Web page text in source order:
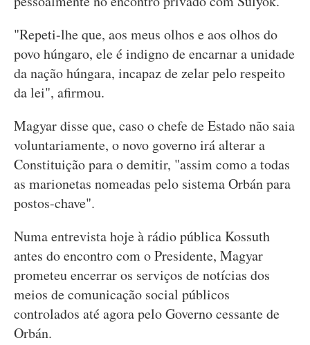
"Repeti-lhe que, aos meus olhos e aos olhos do
povo húngaro, ele é indigno de encarnar a unidade
da nação húngara, incapaz de zelar pelo respeito
da lei", afirmou.
Magyar disse que, caso o chefe de Estado não saia
voluntariamente, o novo governo irá alterar a
Constituição para o demitir, "assim como a todas
as marionetas nomeadas pelo sistema Orbán para
postos-chave".
Numa entrevista hoje à rádio pública Kossuth
antes do encontro com o Presidente, Magyar
prometeu encerrar os serviços de notícias dos
meios de comunicação social públicos
controlados até agora pelo Governo cessante de
Orbán.